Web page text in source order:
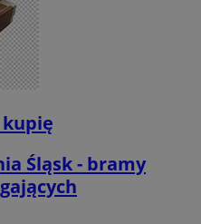
Śląsk - bramy